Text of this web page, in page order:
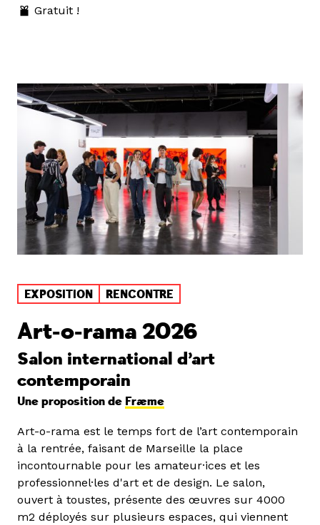
Gratuit !
EXPOSITION RENCONTRE
Art-o-rama 2026
Salon international d’art
contemporain
Une proposition de Fræme
Art-o-rama est le temps fort de l’art contemporain
à la rentrée, faisant de Marseille la place
incontournable pour les amateur·ices et les
professionnel·les d'art et de design. Le salon,
ouvert à toustes, présente des œuvres sur 4000
m2 déployés sur plusieurs espaces, qui viennent